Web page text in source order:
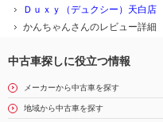
Ｄｕｘｙ（デュクシー）天白
かんちゃんさんのレビュー詳細
中古車探しに役立つ情報
メーカーから中古車を探す
地域から中古車を探す